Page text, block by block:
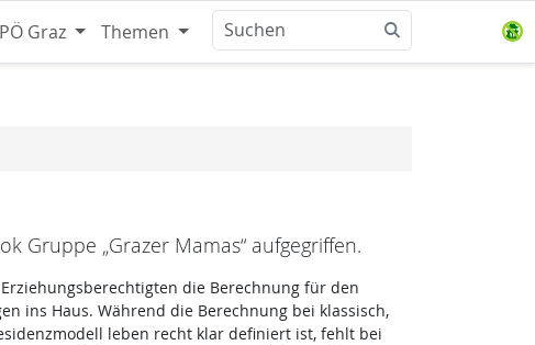
Graz Themen
Gruppe „Grazer Mamas“ aufgegriffen.
die Berechnung für den
ins Haus. Während die Berechnung bei klassisch,
leben recht klar definiert ist, fehlt bei